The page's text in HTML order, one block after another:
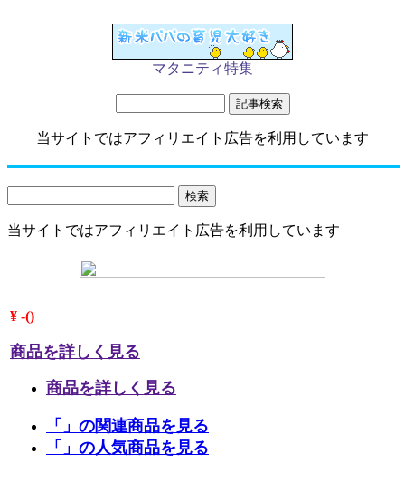
マタニティ特集
当サイトではアフィリエイト広告を利用しています
当サイトではアフィリエイト広告を利用しています
¥ -()
商品を詳しく見る
商品を詳しく見る
「」の関連商品を見る
「」の人気商品を見る